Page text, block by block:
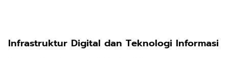
Infrastruktur Digital dan Teknologi Informasi